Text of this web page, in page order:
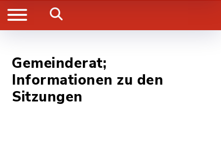
Gemeinderat;
Informationen zu den
Sitzungen